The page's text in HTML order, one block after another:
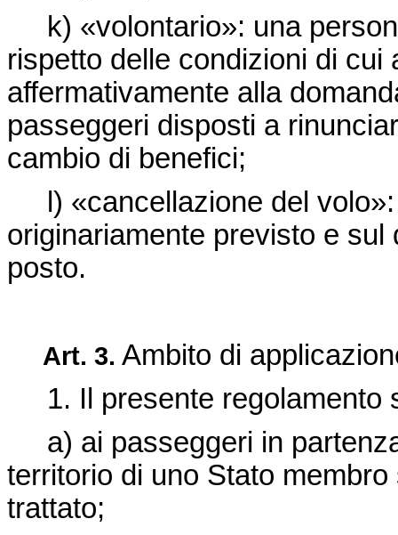
k) «volontario»: una
rispetto delle condizioni di
affermativamente alla
passeggeri disposti a
cambio di benefici;
l) «cancellazione del volo»:
originariamente previsto e
posto.
Art. 3. Ambito di
1. Il presente regolamento
a) ai passeggeri in
territorio di uno Stato
trattato;